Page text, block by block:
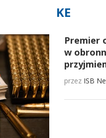
KE
Premier
w
przez ISB